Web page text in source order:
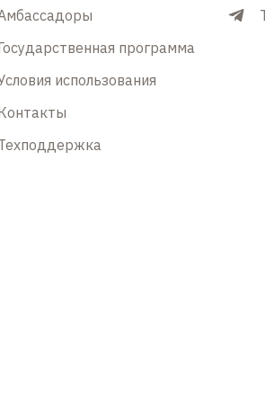
программа
использования